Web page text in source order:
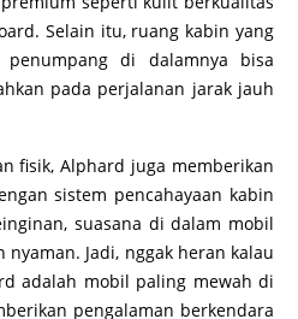
Selain itu, ruang kabin yang
di dalamnya bisa
pada perjalanan jarak jauh
fisik, Alphard juga memberikan
sistem pencahayaan kabin
suasana di dalam mobil
Jadi, nggak heran kalau
adalah mobil paling mewah di
pengalaman berkendara